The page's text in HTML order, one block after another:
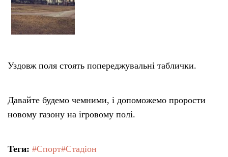
Уздовж поля стоять попереджувальні таблички.
Давайте будемо чемними, і допоможемо прорости
новому газону на ігровому полі.
Теги: #Спорт#Стадіон